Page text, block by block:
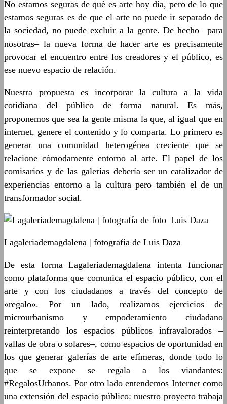
No estamos seguras de qué es arte hoy día, pero de lo que
estamos seguras es de que el arte no puede ir separado de
la sociedad, no puede excluir a la gente. De hecho –para
nosotras– la nueva forma de hacer arte es precisamente
provocar el encuentro entre los creadores y el público, es
ese nuevo espacio de relación.
Nuestra propuesta es incorporar la cultura a la vida
cotidiana del público de forma natural. Es más,
proponemos que sea la gente misma la que, al igual que en
internet, genere el contenido y lo comparta. Lo primero es
generar una comunidad heterogénea creciente que se
relacione cómodamente entorno al arte. El papel de los
comisarios y de las galerías debería ser un catalizador de
experiencias entorno a la cultura pero también el de un
transformador social.
Lagaleriademagdalena | fotografía de Luis Daza
De esta forma Lagaleriademagdalena intenta funcionar
como plataforma que comunica el espacio público, con el
arte y con los ciudadanos a través del concepto de
«regalo». Por un lado, realizamos ejercicios de
microurbanismo y empoderamiento ciudadano
reinterpretando los espacios públicos infravalorados –
vallas de obra o solares–, como espacios de oportunidad en
los que generar galerías de arte efímeras, donde todo lo
que se expone se regala a los viandantes:
#RegalosUrbanos. Por otro lado entendemos Internet como
una extensión del espacio público: nuestro proyecto trabaja